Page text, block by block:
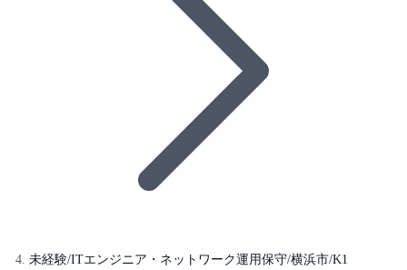
未経験/ITエンジニア・ネットワーク運用保守/横浜市/K1